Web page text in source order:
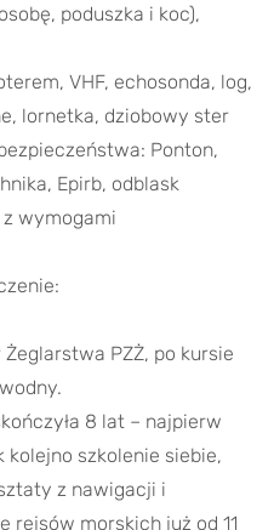
poduszka i koc),
VHF, echosonda, log,
lornetka, dziobowy ster
Ponton,
Epirb, odblask
z wymogami
PZŻ, po kursie
8 lat – najpierw
kolejno szkolenie siebie,
z nawigacji i
rejsów morskich już od 11